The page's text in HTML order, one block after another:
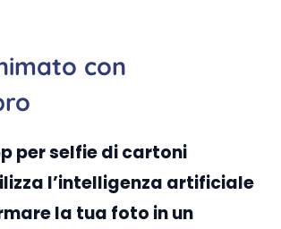
con
per selfie di cartoni
l’intelligenza artificiale
la tua foto in un